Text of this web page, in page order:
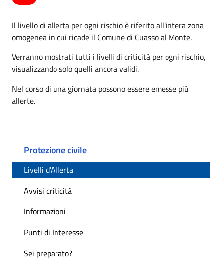
Il livello di allerta per ogni rischio è riferito all'intera zona
omogenea in cui ricade il Comune di Cuasso al Monte.
Verranno mostrati tutti i livelli di criticità per ogni rischio,
visualizzando solo quelli ancora validi.
Nel corso di una giornata possono essere emesse più
allerte.
Protezione civile
Livelli d'Allerta
Avvisi criticità
Informazioni
Punti di Interesse
Sei preparato?